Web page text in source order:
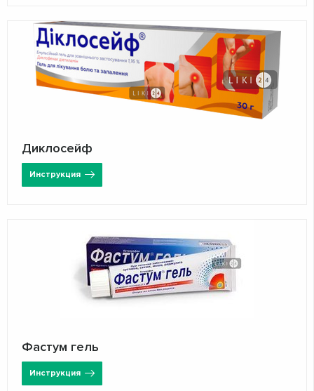
Диклосейф
Инструкция
Фастум гель
Инструкция